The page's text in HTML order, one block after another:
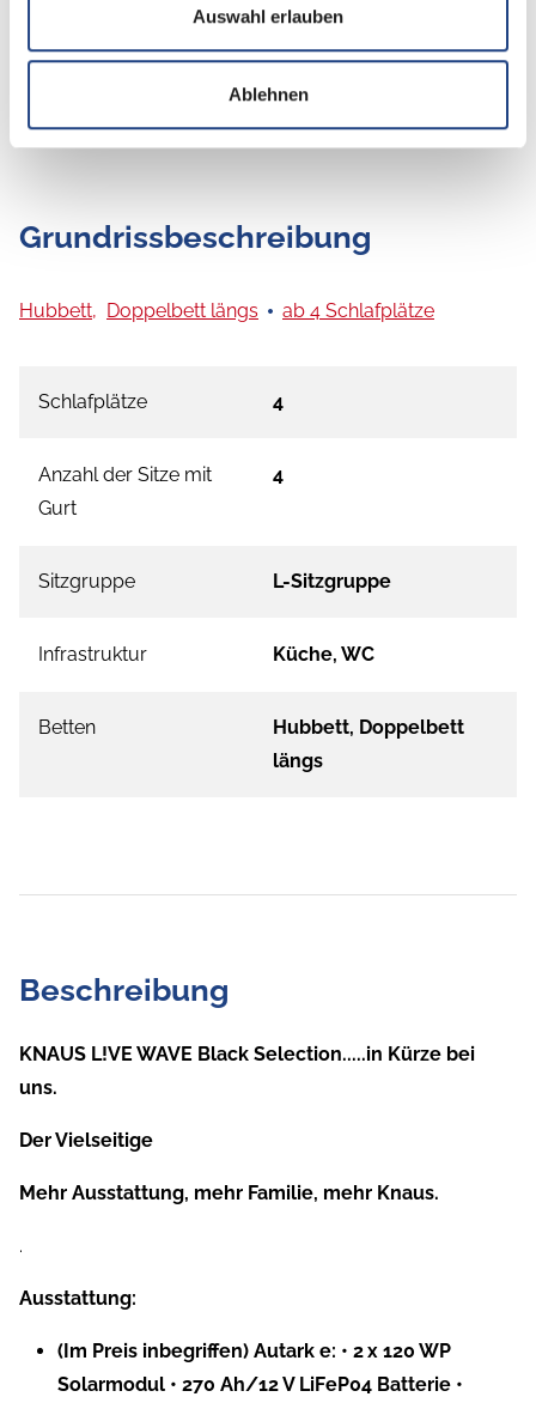
Auswahl erlauben
Ablehnen
Grundrissbeschreibung
Hubbett, Doppelbett längs ab 4 Schlafplätze
Schlafplätze 4
Anzahl der Sitze mit
Gurt
4
Sitzgruppe L-Sitzgruppe
Infrastruktur Küche, WC
Betten
Hubbett, Doppelbett
längs
Beschreibung
KNAUS L!VE WAVE Black Selection.....in Kürze bei
uns.
Der Vielseitige
Mehr Ausstattung, mehr Familie, mehr Knaus.
.
Ausstattung:
(Im Preis inbegriffen) Autark e: • 2 x 120 WP
Solarmodul • 270 Ah/12 V LiFeP04 Batterie •